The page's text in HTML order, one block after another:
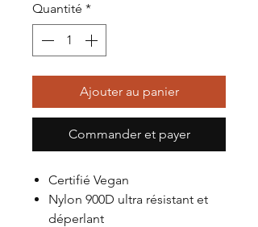
Quantité *
Ajouter au panier
Commander et payer
Certifié Vegan
Nylon 900D ultra résistant et
déperlant